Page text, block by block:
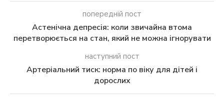
попередній пост
Астенічна депресія: коли звичайна втома
перетворюється на стан, який не можна ігнорувати
наступний пост
Артеріальний тиск: норма по віку для дітей і
дорослих